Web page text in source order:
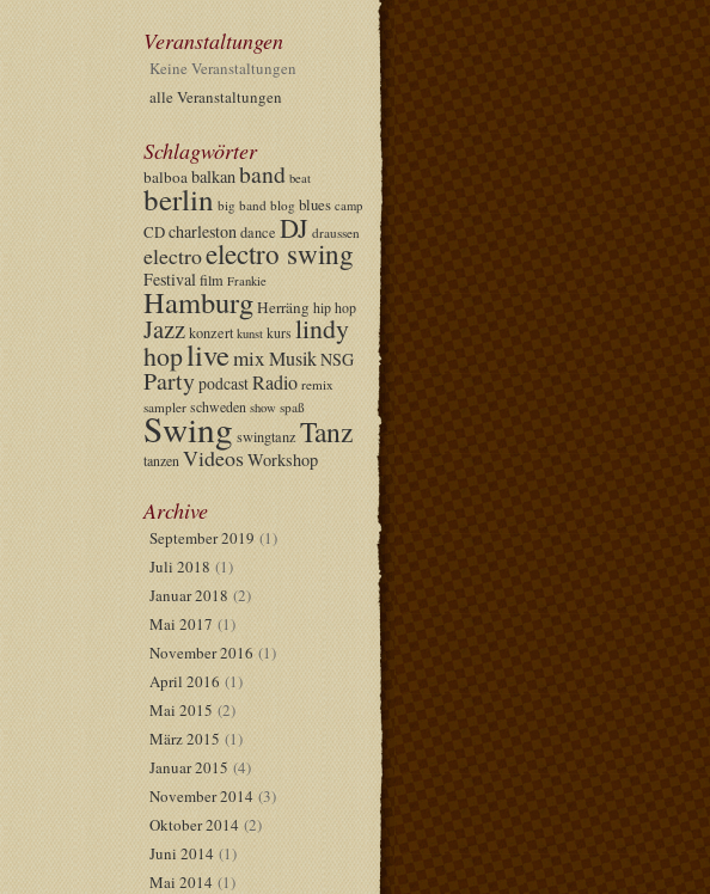
Veranstaltungen
Keine Veranstaltungen
alle Veranstaltungen
Schlagwörter
balboabalkanband beat
berlin big band blog blues camp
CDcharleston dance DJ draussen
electroelectro swing
Festival film Frankie
HamburgHerräng hip hop
Jazz konzert kunst kurs lindy
hoplivemixMusikNSG
PartypodcastRadio remix
sampler schweden show spaß
Swing swingtanzTanz
tanzenVideosWorkshop
Archive
September 2019(1)
Juli 2018(1)
Januar 2018 (2)
Mai 2017 (1)
November 2016(1)
April 2016(1)
Mai 2015 (2)
März 2015 (1)
Januar 2015(4)
November 2014(3)
Oktober 2014(2)
Juni 2014(1)
Mai 2014(1)